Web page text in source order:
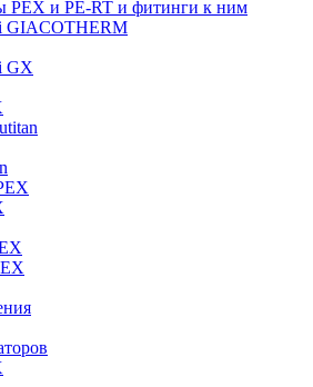
PEX и PE-RT и фитинги к ним
GIACOTHERM
GX